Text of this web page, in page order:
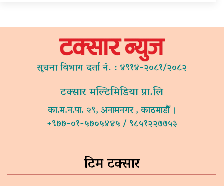
सूचना विभाग दर्ता नं. : ४९१४-२०८१/२०८२
टक्सार मल्टिमिडिया प्रा.लि
का.म.न.पा. २९, अनामनगर , काठमाडौं ।
+९७७-०१-५७०५४४५ / ९८५१२२७७५३
टिम टक्सार